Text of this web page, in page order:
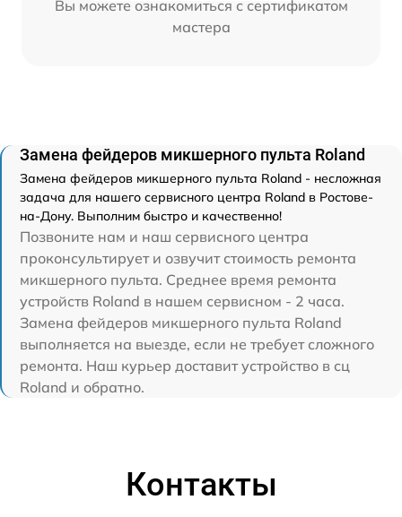
Вы можете ознакомиться с сертификатом
мастера
Замена фейдеров микшерного пульта Roland
Замена фейдеров микшерного пульта Roland - несложная
задача для нашего сервисного центра Roland в Ростове-
на-Дону. Выполним быстро и качественно!
Позвоните нам и наш сервисного центра
проконсультирует и озвучит стоимость ремонта
микшерного пульта. Среднее время ремонта
устройств Roland в нашем сервисном - 2 часа.
Замена фейдеров микшерного пульта Roland
выполняется на выезде, если не требует сложного
ремонта. Наш курьер доставит устройство в сц
Roland и обратно.
Контакты